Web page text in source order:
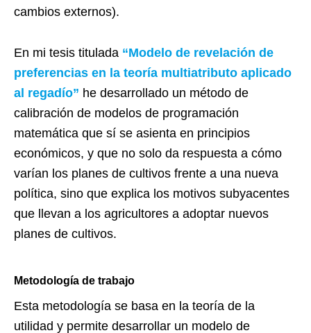
cambios externos).
En mi tesis titulada “Modelo de revelación de
preferencias en la teoría multiatributo aplicado
al regadío” he desarrollado un método de
calibración de modelos de programación
matemática que sí se asienta en principios
económicos, y que no solo da respuesta a cómo
varían los planes de cultivos frente a una nueva
política, sino que explica los motivos subyacentes
que llevan a los agricultores a adoptar nuevos
planes de cultivos.
Metodología de trabajo
Esta metodología se basa en la teoría de la
utilidad y permite desarrollar un modelo de